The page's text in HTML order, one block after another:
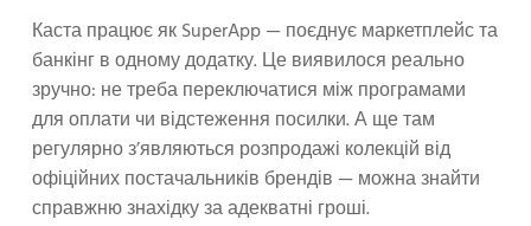
Каста працює як SuperApp — поєднує маркетплейс та
банкінг в одному додатку. Це виявилося реально
зручно: не треба переключатися між програмами
для оплати чи відстеження посилки. А ще там
регулярно з’являються розпродажі колекцій від
офіційних постачальників брендів — можна знайти
справжню знахідку за адекватні гроші.